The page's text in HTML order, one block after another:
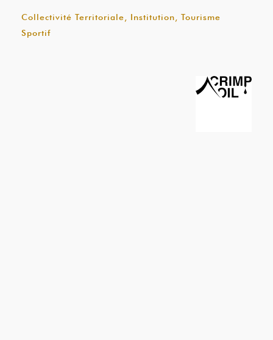
Collectivité Territoriale, Institution, Tourisme
Sportif